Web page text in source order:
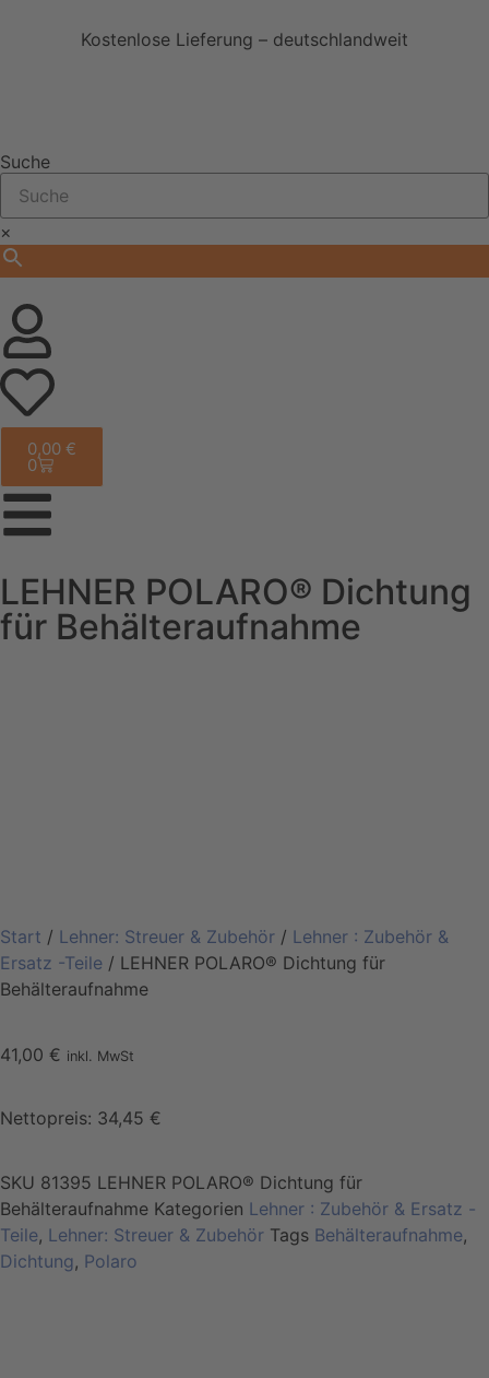
Kostenlose Lieferung – deutschlandweit
Suche
×
0,00 €
0
LEHNER POLARO® Dichtung
für Behälteraufnahme
Start / Lehner: Streuer & Zubehör / Lehner : Zubehör &
Ersatz -Teile / LEHNER POLARO® Dichtung für
Behälteraufnahme
41,00 € inkl. MwSt
Nettopreis: 34,45 €
SKU 81395 LEHNER POLARO® Dichtung für
Behälteraufnahme Kategorien Lehner : Zubehör & Ersatz -
Teile, Lehner: Streuer & Zubehör Tags Behälteraufnahme,
Dichtung, Polaro